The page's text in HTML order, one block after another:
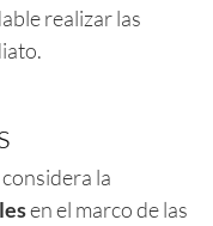
realizar las
la
en el marco de las